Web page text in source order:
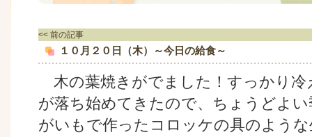
<< 前の記事
１０月２０日（木）～今日の給食～
木の葉焼きがでました！すっかり冷
が落ち始めてきたので、ちょうどよ
がいもで作ったコロッケの具のよう